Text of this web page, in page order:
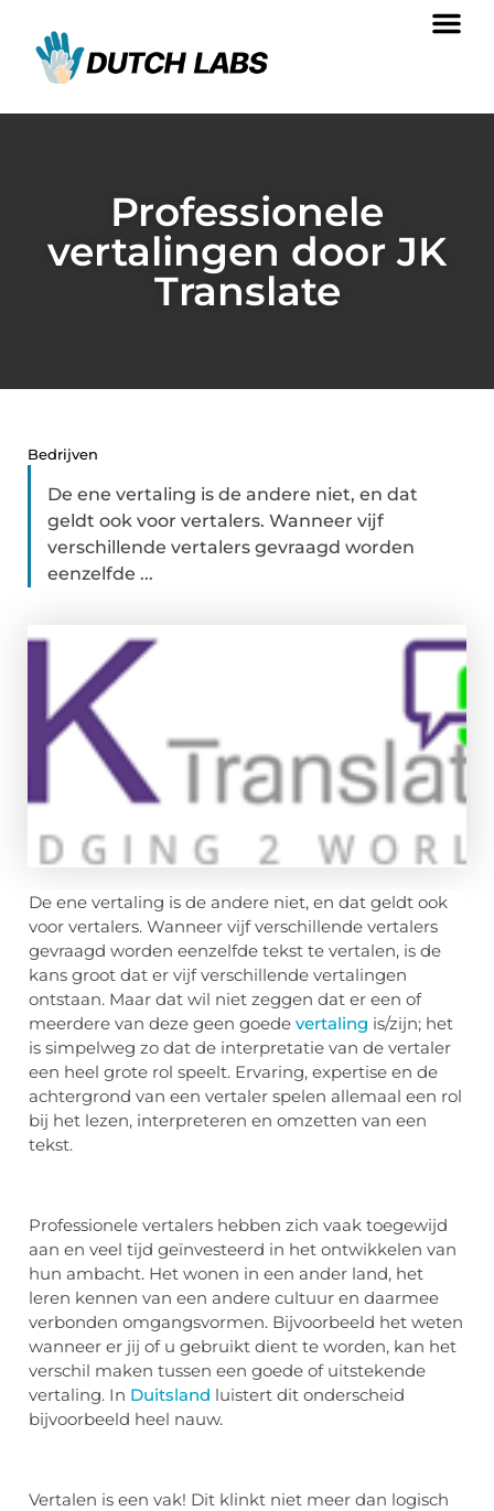
Professionele
vertalingen door JK
Translate
Bedrijven
De ene vertaling is de andere niet, en dat
geldt ook voor vertalers. Wanneer vijf
verschillende vertalers gevraagd worden
eenzelfde ...
De ene vertaling is de andere niet, en dat geldt ook
voor vertalers. Wanneer vijf verschillende vertalers
gevraagd worden eenzelfde tekst te vertalen, is de
kans groot dat er vijf verschillende vertalingen
ontstaan. Maar dat wil niet zeggen dat er een of
meerdere van deze geen goede vertaling is/zijn; het
is simpelweg zo dat de interpretatie van de vertaler
een heel grote rol speelt. Ervaring, expertise en de
achtergrond van een vertaler spelen allemaal een rol
bij het lezen, interpreteren en omzetten van een
tekst.
Professionele vertalers hebben zich vaak toegewijd
aan en veel tijd geïnvesteerd in het ontwikkelen van
hun ambacht. Het wonen in een ander land, het
leren kennen van een andere cultuur en daarmee
verbonden omgangsvormen. Bijvoorbeeld het weten
wanneer er jij of u gebruikt dient te worden, kan het
verschil maken tussen een goede of uitstekende
vertaling. In Duitsland luistert dit onderscheid
bijvoorbeeld heel nauw.
Vertalen is een vak! Dit klinkt niet meer dan logisch